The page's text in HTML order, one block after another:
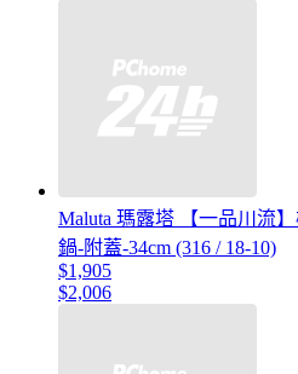
Maluta 瑪露塔 【一品川流
鍋-附蓋-34cm (316 / 18-10)
$1,905
$2,006